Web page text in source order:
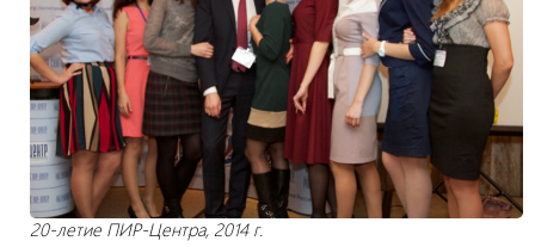
20-летие ПИР-Центра, 2014 г.